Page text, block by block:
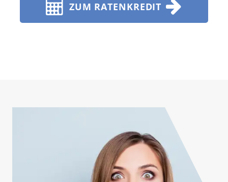
ZUM RATENKREDIT